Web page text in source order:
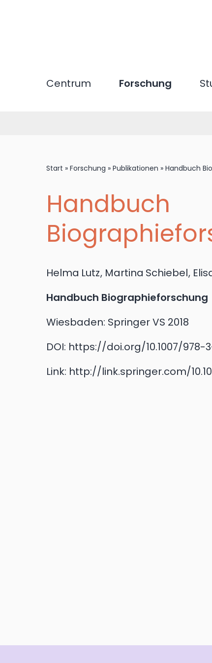
Centrum Forschung
Start » Forschung » Publikationen » Handbuch
Handbuch
Helma Lutz, Martina Schiebel,
Handbuch Biographieforschung
Wiesbaden: Springer VS 2018
DOI: https://doi.org/10.1007/978-
Link: http://link.springer.com/